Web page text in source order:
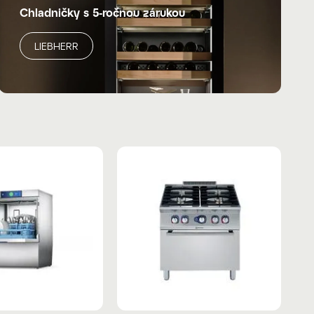
Chladničky s 5-ročnou zárukou
LIEBHERR